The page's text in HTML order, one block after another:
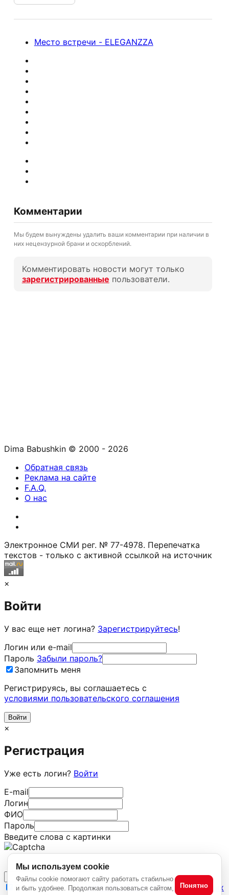
Место встречи - ELEGANZZA
Комментарии
Мы будем вынуждены удалить ваши комментарии при наличии в
них нецензурной брани и оскорблений.
Комментировать новости могут только
зарегистрированные пользователи.
Dima Babushkin © 2000 - 2026
Обратная связь
Реклама на сайте
F.A.Q.
О нас
Электронное СМИ рег. № 77-4978. Перепечатка
текстов - только с активной ссылкой на источник
Мы используем cookie
Файлы cookie помогают сайту работать стабильно
и быть удобнее. Продолжая пользоваться сайтом,
Понятно
×
Войти
У вас еще нет логина? Зарегистрируйтесь!
Логин или e-mail
Пароль Забыли пароль?
Запомнить меня
Регистрируясь, вы соглашаетесь c
условиями пользовательского соглашения
×
Регистрация
Уже есть логин? Войти
E-mail
Логин
ФИО
Пароль
Введите слова с картинки
Ознакомлен сПолитикой обработки персональных